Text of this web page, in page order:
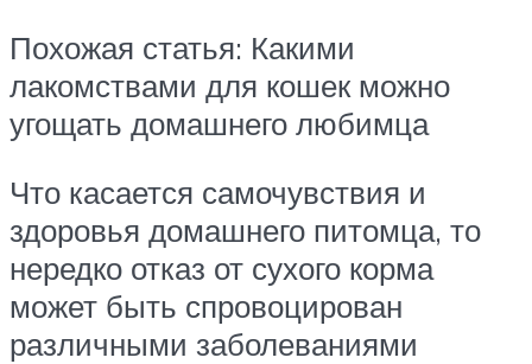
Похожая статья: Какими
лакомствами для кошек можно
угощать домашнего любимца
Что касается самочувствия и
здоровья домашнего питомца, то
нередко отказ от сухого корма
может быть спровоцирован
различными заболеваниями